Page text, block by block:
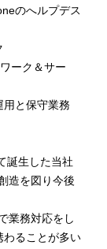
のへルプデス
ーク＆サー
と保守業務
誕生した当社
造を図り今後
業務対応をし
わることが多い